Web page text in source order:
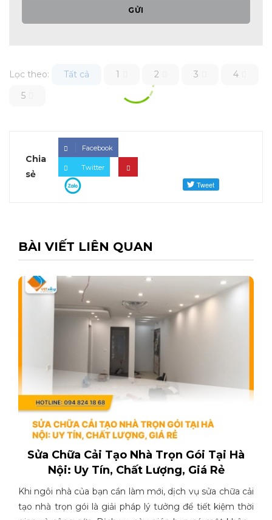
GỬI
Lọc theo: Tất cả 1 2 3
4
5
Chia
sẻ
Facebook
Twitter
BÀI VIẾT LIÊN QUAN
Sửa Chữa Cải Tạo Nhà Trọn Gói Tại Hà
Nội: Uy Tín, Chất Lượng, Giá Rẻ
Khi ngôi nhà của bạn cần làm mới, dịch vụ sửa chữa cải
tạo nhà trọn gói là giải pháp lý tưởng để tiết kiệm thời